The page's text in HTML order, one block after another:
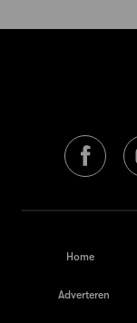
Home
Adverteren